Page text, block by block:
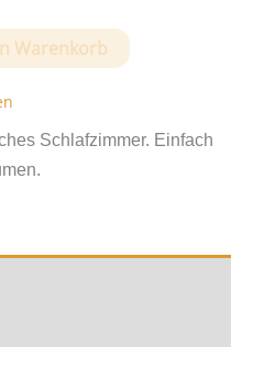
Warenkorb
Schlafzimmer. Einfach